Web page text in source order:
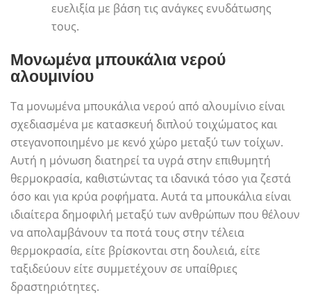
ευελιξία με βάση τις ανάγκες ενυδάτωσης
τους.
Μονωμένα μπουκάλια νερού
αλουμινίου
Τα μονωμένα μπουκάλια νερού από αλουμίνιο είναι
σχεδιασμένα με κατασκευή διπλού τοιχώματος και
στεγανοποιημένο με κενό χώρο μεταξύ των τοίχων.
Αυτή η μόνωση διατηρεί τα υγρά στην επιθυμητή
θερμοκρασία, καθιστώντας τα ιδανικά τόσο για ζεστά
όσο και για κρύα ροφήματα. Αυτά τα μπουκάλια είναι
ιδιαίτερα δημοφιλή μεταξύ των ανθρώπων που θέλουν
να απολαμβάνουν τα ποτά τους στην τέλεια
θερμοκρασία, είτε βρίσκονται στη δουλειά, είτε
ταξιδεύουν είτε συμμετέχουν σε υπαίθριες
δραστηριότητες.